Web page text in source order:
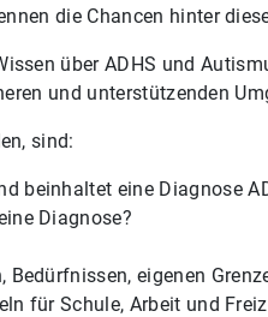
die Chancen hinter
über ADHS und
und unterstützenden
sind:
beinhaltet eine Diagnose
Diagnose?
Bedürfnissen, eigenen
für Schule, Arbeit und